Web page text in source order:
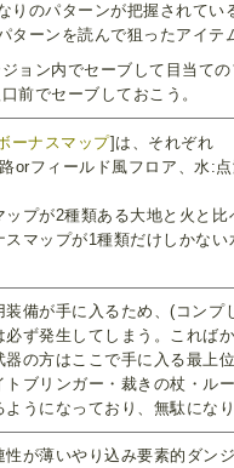
りのパターンが把握されてい
ターンを読んで狙ったアイテ
ョン内でセーブして目当て
前でセーブしておこう。
ーナスマップ]は、それぞれ
orフィールド風フロア、水:
プが2種類ある大地と火と比
マップが1種類だけしかな
備が手に入るため、(コン
ず発生してしまう。これば
器の方はここで手に入る最上
ブリンガー・裁きの杖・ルー
うになっており、無駄にな
が薄いやり込み要素的ダン